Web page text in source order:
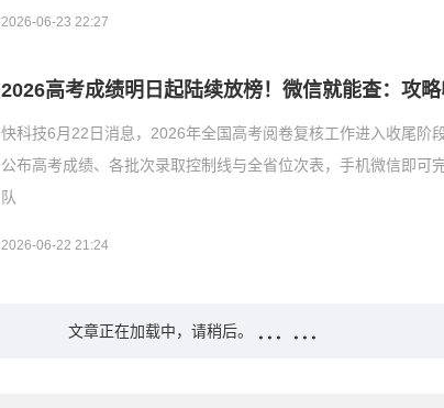
2026-06-23 22:27
2026高考成绩明日起陆续放榜！微信就能查：攻
快科技6月22日消息，2026年全国高考阅卷复核工作进入收尾阶
公布高考成绩、各批次录取控制线与全省位次表，手机微信即可
队
2026-06-22 21:24
文章正在加载中，请稍后。